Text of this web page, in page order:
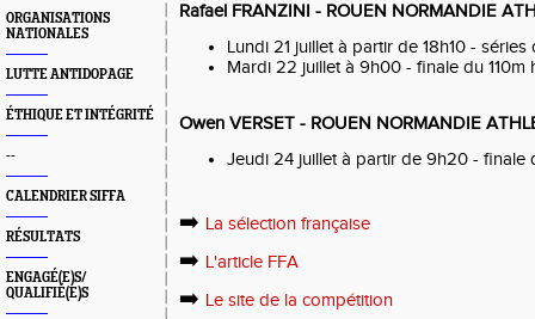
ORGANISATIONS
NATIONALES
LUTTE ANTIDOPAGE
ÉTHIQUE ET INTÉGRITÉ
--
CALENDRIER SIFFA
RÉSULTATS
ENGAGÉ(E)S/
QUALIFIÉ(E)S
Rafael FRANZINI - ROUEN NORMANDIE
Lundi 21 juillet à partir de 18h10 - séries
Mardi 22 juillet à 9h00 - finale du 110m
Owen VERSET - ROUEN NORMANDIE
Jeudi 24 juillet à partir de 9h20 - finale
➡️ La sélection française
➡️ L'article FFA
➡️ Le site de la compétition